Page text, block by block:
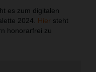
es zum digitalen
2024. Hier steht
honorarfrei zu